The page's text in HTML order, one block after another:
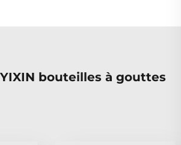
bouteilles à gouttes